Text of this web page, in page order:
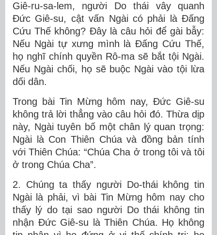
Giê-ru-sa-lem, người Do thái vây quanh
Đức Giê-su, cật vấn Ngài có phải là Đấng
Cứu Thế không? Đây là câu hỏi để gài bẫy:
Nếu Ngài tự xưng mình là Đấng Cứu Thế,
họ nghĩ chính quyền Rô-ma sẽ bắt tội Ngài.
Nếu Ngài chối, họ sẽ buộc Ngài vào tội lừa
dối dân.
Trong bài Tin Mừng hôm nay, Đức Giê-su
không trả lời thẳng vào câu hỏi đó. Thừa dịp
này, Ngài tuyên bố một chân lý quan trọng:
Ngài là Con Thiên Chúa và đồng bản tính
với Thiên Chúa: “Chúa Cha ở trong tôi và tôi
ở trong Chúa Cha”.
2. Chúng ta thấy người Do-thái không tin
Ngài là phải, vì bài Tin Mừng hôm nay cho
thấy lý do tại sao người Do thái không tin
nhận Đức Giê-su là Thiên Chúa. Họ không